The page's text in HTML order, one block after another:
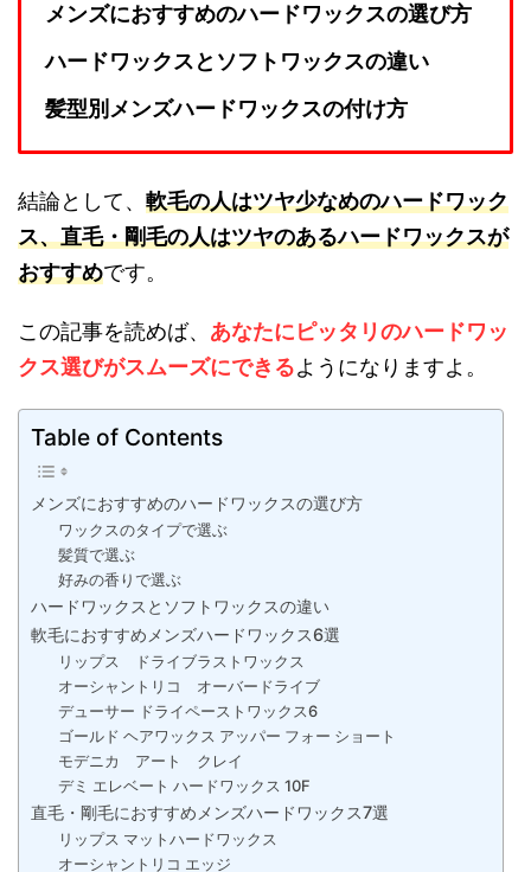
メンズにおすすめのハードワックスの選び方
ハードワックスとソフトワックスの違い
髪型別メンズハードワックスの付け方
結論として、 軟毛の人はツヤ少なめのハードワック
ス、直毛・剛毛の人はツヤのあるハードワックスが
おすすめです。
この記事を読めば、 あなたにピッタリのハードワッ
クス選びがスムーズにできるようにな りますよ。
Table of Contents
メンズにおすすめのハードワックスの選び方
ワックスのタイプで選ぶ
髪質で選ぶ
好みの香りで選ぶ
ハードワックスとソフトワックスの違い
軟毛におすすめメンズハードワックス6選
リップス ドライブラストワックス
オーシャントリコ オーバードライブ
デューサー ドライペーストワックス6
ゴールド ヘアワックス アッパー フォー ショート
モデニカ アート クレイ
デミ エレベート ハードワックス 10F
直毛・剛毛におすすめメンズハードワックス7選
リップス マットハードワックス
オーシャントリコ エッジ